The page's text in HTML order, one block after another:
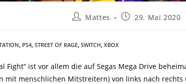
Mattes 29. Mai 2020
PS4 STREET OF RAGE SWITCH XBOX
Fight“ ist vor allem die auf Segas Mega Drive
mit menschlichen Mitstreitern) von links nach